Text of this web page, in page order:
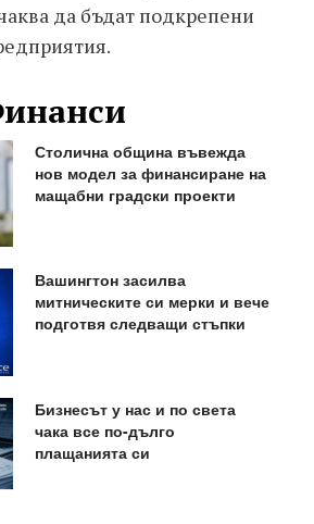
да бъдат подкрепени
Столична община въвежда
нов модел за финансиране на
мащабни градски проекти
Вашингтон засилва
митническите си мерки и вече
подготвя следващи стъпки
Бизнесът у нас и по света
чака все по-дълго
плащанията си